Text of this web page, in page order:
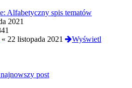
Alfabetyczny spis tematów
2021
« 22 listopada 2021
Wyświetl
post